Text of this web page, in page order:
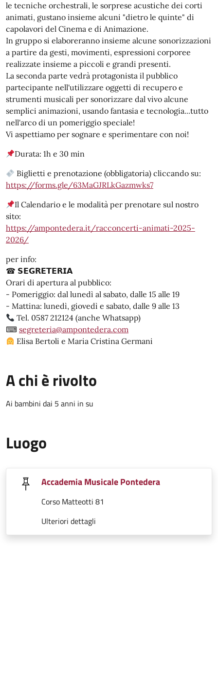
le tecniche orchestrali, le sorprese acustiche dei corti
animati, gustano insieme alcuni "dietro le quinte" di
capolavori del Cinema e di Animazione.
In gruppo si elaboreranno insieme alcune sonorizzazioni
a partire da gesti, movimenti, espressioni corporee
realizzate insieme a piccoli e grandi presenti.
La seconda parte vedrà protagonista il pubblico
partecipante nell'utilizzare oggetti di recupero e
strumenti musicali per sonorizzare dal vivo alcune
semplici animazioni, usando fantasia e tecnologia...tutto
nell'arco di un pomeriggio speciale!
Vi aspettiamo per sognare e sperimentare con noi!
Durata: 1h e 30 min
Biglietti e prenotazione (obbligatoria) cliccando su:
https://forms.gle/63MaGJRLkGazmwks7
Il Calendario e le modalità per prenotare sul nostro
sito:
https://ampontedera.it/racconcerti-animati-2025-
2026/
per info:
☎ 𝗦𝗘𝗚𝗥𝗘𝗧𝗘𝗥𝗜𝗔
Orari di apertura al pubblico:
- Pomeriggio: dal lunedì al sabato, dalle 15 alle 19
- Mattina: lunedì, giovedì e sabato, dalle 9 alle 13
Tel. 0587 212124 (anche Whatsapp)
⌨ segreteria@ampontedera.com
Elisa Bertoli e Maria Cristina Germani
A chi è rivolto
Ai bambini dai 5 anni in su
Luogo
Accademia Musicale Pontedera
Corso Matteotti 81
Ulteriori dettagli